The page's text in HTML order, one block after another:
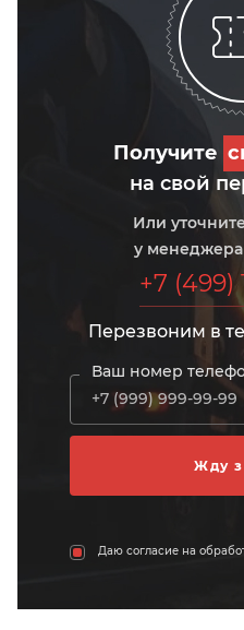
Получите
на свой
Или
у
+7 (499)
Перезвоним в
Ваш номер
Даю согласие на